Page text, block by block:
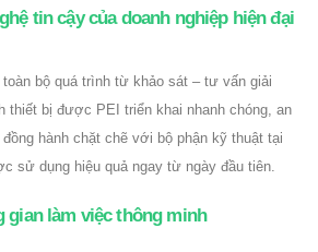
tin cậy của doanh nghiệp hiện đại
bộ quá trình từ khảo sát – tư vấn giải
thiết bị được PEI triển khai nhanh chóng, an
hành chặt chẽ với bộ phận kỹ thuật tại
sử dụng hiệu quả ngay từ ngày đầu tiên.
gian làm việc thông minh